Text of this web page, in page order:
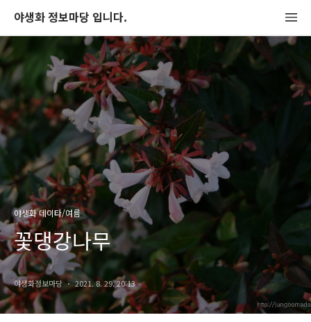
야생화 정보마당 입니다.
야생화 데이타/여름
꽃댕강나무
야생화정보마당 2021. 8. 29. 20:13